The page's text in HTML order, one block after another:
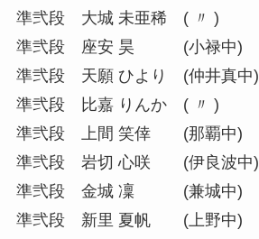
準弐段 大城 未亜稀 ( 〃 )
準弐段 座安 昊 (小禄中)
準弐段 天願 ひより (仲井真中)
準弐段 比嘉 りんか ( 〃 )
準弐段 上間 笑倖 (那覇中)
準弐段 岩切 心咲 (伊良波中)
準弐段 金城 凜 (兼城中)
準弐段 新里 夏帆 (上野中)